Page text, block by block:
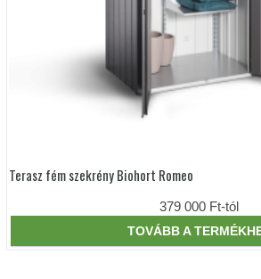
Terasz fém szekrény Biohort Romeo
379 000 Ft-tól
TOVÁBB A
Ennek
terméknek
több
variációja
van.